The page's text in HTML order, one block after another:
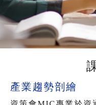
產業趨勢剖繪